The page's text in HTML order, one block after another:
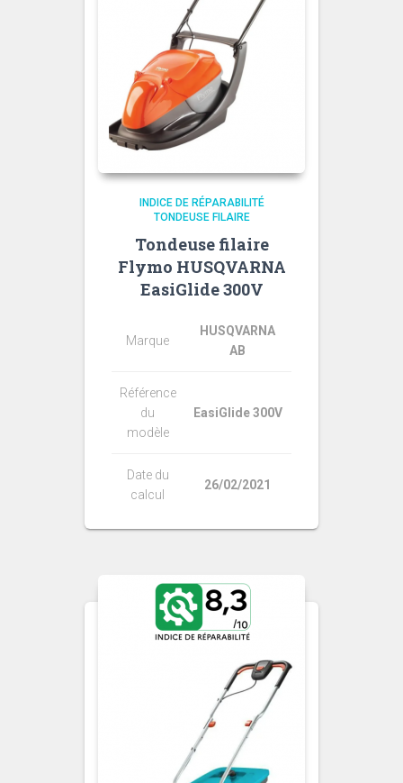
INDICE DE RÉPARABILITÉ
TONDEUSE FILAIRE
Tondeuse filaire
Flymo HUSQVARNA
EasiGlide 300V
Marque
HUSQVARNA
AB
Référence
du
modèle
EasiGlide 300V
Date du
calcul
26/02/2021